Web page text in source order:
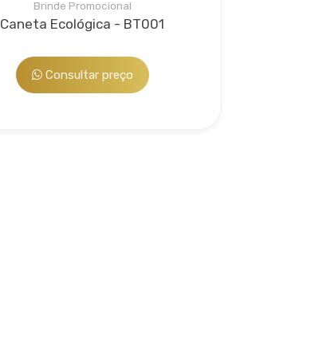
Brinde Promocional
Caneta Ecológica - BT001
Consultar preço